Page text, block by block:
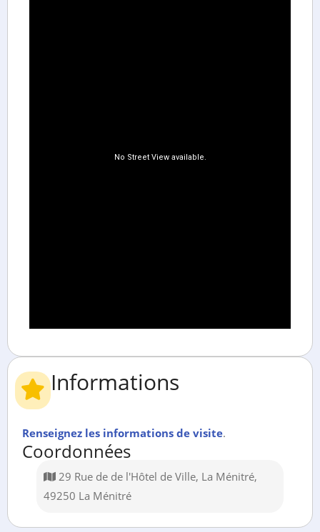
Informations
Renseignez les informations de visite.
Coordonnées
29 Rue de de l'Hôtel de Ville, La Ménitré,
49250 La Ménitré